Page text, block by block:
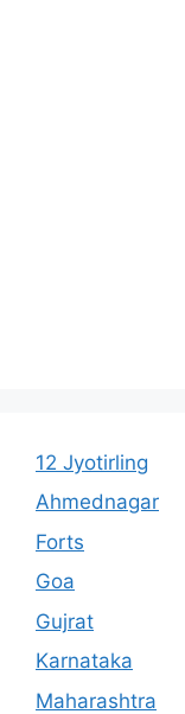
12 Jyotirling
Ahmednagar
Forts
Goa
Gujrat
Karnataka
Maharashtra